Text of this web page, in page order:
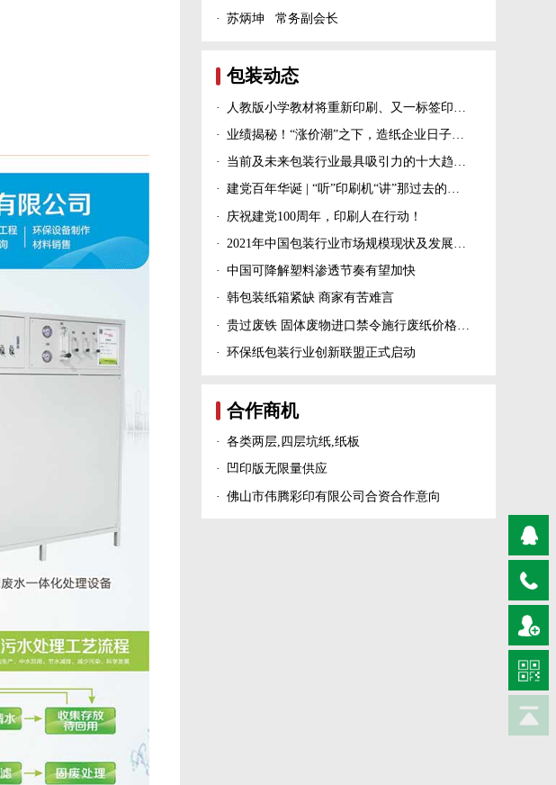
· 苏炳坤 常务副会长
包装动态
·
·
· 当前及未来包装行业最具吸引力的十大趋势！
· 建党百年华诞 | “听”印刷机“讲”那过去的峥嵘岁月！
· 庆祝建党100周年，印刷人在行动！
·
· 中国可降解塑料渗透节奏有望加快
· 韩包装纸箱紧缺 商家有苦难言
·
· 环保纸包装行业创新联盟正式启动
合作商机
· 各类两层,四层坑纸,纸板
· 凹印版无限量供应
· 佛山市伟腾彩印有限公司合资合作意向